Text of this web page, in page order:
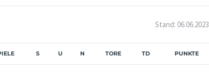
Stand: 06.06.2023
S U N TORE TD PUNKTE